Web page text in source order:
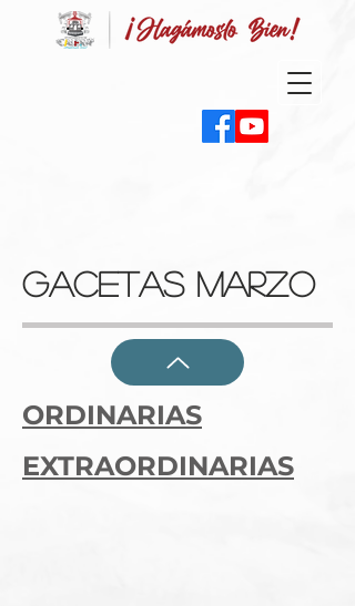
gacetas MARZO
ORDINARIAS
EXTRAORDINARIAS